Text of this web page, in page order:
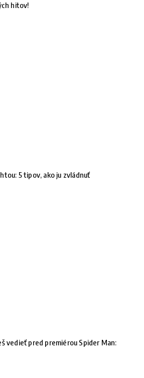
hitov!
5 tipov, ako ju zvládnuť
vedieť pred premiérou Spider Man: